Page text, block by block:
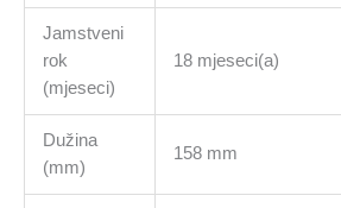
Jamstveni
rok
(mjeseci)
18 mjeseci(a)
Dužina
(mm)
158 mm